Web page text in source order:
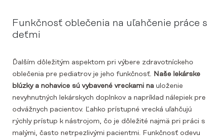
Funkčnosť oblečenia na uľahčenie práce s
deťmi
Ďalším dôležitým aspektom pri výbere zdravotníckeho
oblečenia pre pediatrov je jeho funkčnosť. Naše lekárske
blúzky a nohavice sú vybavené vreckami na uloženie
nevyhnutných lekárskych doplnkov a napríklad nálepiek pre
odvážnych pacientov. Ľahko prístupné vrecká uľahčujú
rýchly prístup k nástrojom, čo je dôležité najmä pri práci s
malými, často netrpezlivými pacientmi. Funkčnosť odevu